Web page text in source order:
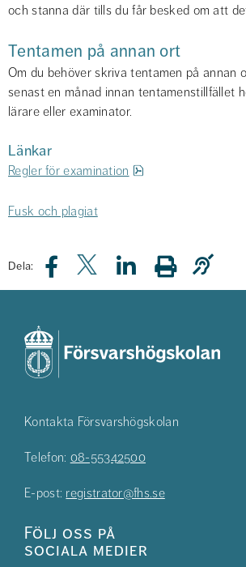
och stanna där tills du får besked om att
Tentamen på annan ort
Om du behöver skriva tentamen på annan
senast en månad innan tentamenstillfället
lärare eller examinator.
Länkar
Regler för examination pdf, 204.4 kB.
Fusk och plagiat
Dela:
Kontakta Försvarshögskolan
Telefon: 08-55342500
E-post: registrator@fhs.se
Följ oss på
sociala medier